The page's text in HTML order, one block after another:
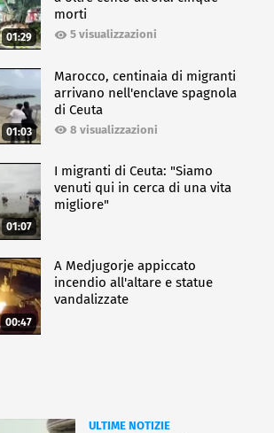
01:29
morti
5 visualizzazioni
01:03
Marocco, centinaia di migranti
arrivano nell'enclave spagnola
di Ceuta
8 visualizzazioni
01:07
I migranti di Ceuta: "Siamo
venuti qui in cerca di una vita
migliore"
00:47
A Medjugorje appiccato
incendio all'altare e statue
vandalizzate
ULTIME NOTIZIE